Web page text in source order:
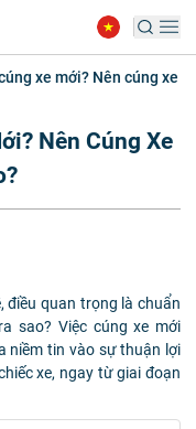
xe mới? Nên cúng xe
Nên Cúng Xe
điều quan trọng là chuẩn
sao? Việc cúng xe mới
niềm tin vào sự thuận lợi
xe, ngay từ giai đoạn